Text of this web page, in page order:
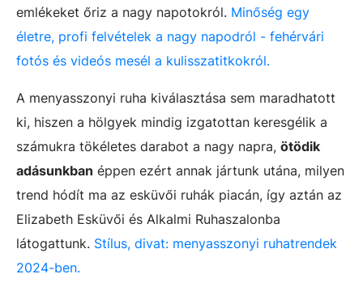
emlékeket őriz a nagy napotokról. Minőség egy
életre, profi felvételek a nagy napodról - fehérvári
fotós és videós mesél a kulisszatitkokról.
A menyasszonyi ruha kiválasztása sem maradhatott
ki, hiszen a hölgyek mindig izgatottan keresgélik a
számukra tökéletes darabot a nagy napra, ötödik
adásunkban éppen ezért annak jártunk utána, milyen
trend hódít ma az esküvői ruhák piacán, így aztán az
Elizabeth Esküvői és Alkalmi Ruhaszalonba
látogattunk. Stílus, divat: menyasszonyi ruhatrendek
2024-ben.